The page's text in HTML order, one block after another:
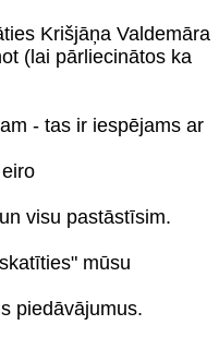
Krišjāņa Valdemāra
(lai pārliecinātos ka
- tas ir iespējams ar
visu pastāstīsim.
mūsu
piedāvājumus.